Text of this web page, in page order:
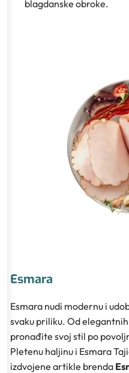
blagdanske obroke.
Esmara
Esmara nudi modernu i
svaku priliku. Od
pronađite svoj stil po
Pletenu haljinu i Esmara
izdvojene artikle brenda